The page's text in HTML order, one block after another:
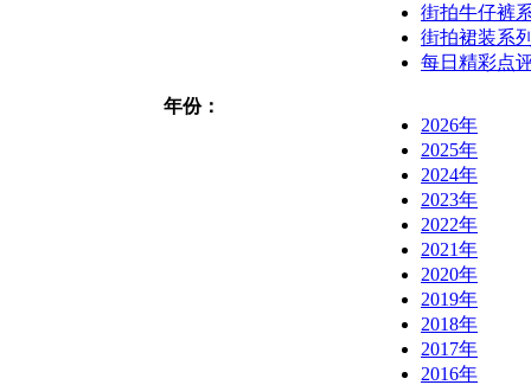
街拍牛仔裤
街拍裙装系
每日精彩点
年份：
2026年
2025年
2024年
2023年
2022年
2021年
2020年
2019年
2018年
2017年
2016年